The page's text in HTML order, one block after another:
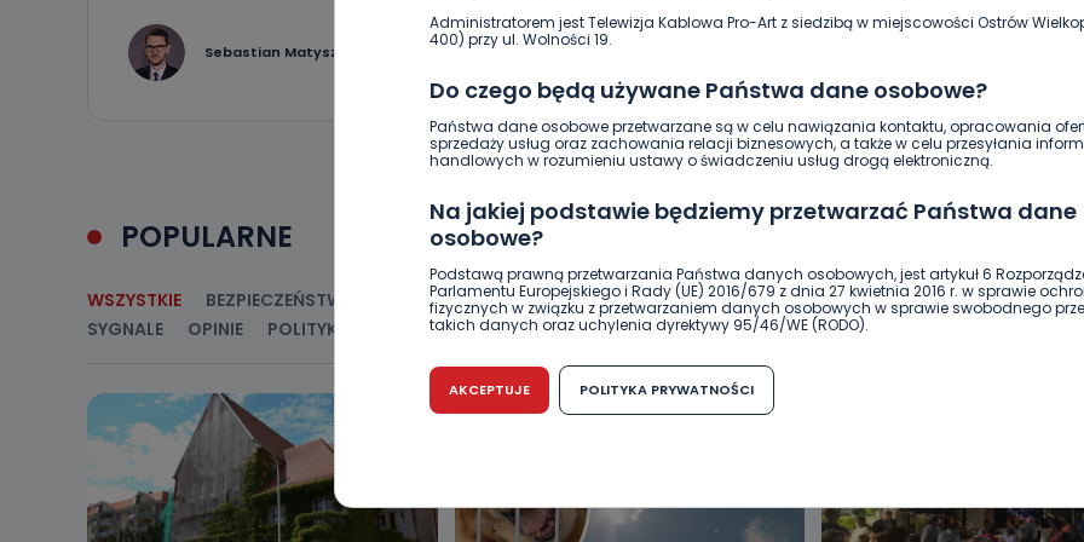
Administratorem jest Telewizja Kablowa Pro-Art z siedzibą w miejscowości Ostrów
400) przy ul. Wolności 19.
Do czego będą używane Państwa dane osobowe?
Państwa dane osobowe przetwarzane są w celu nawiązania kontaktu, opracowania
sprzedaży usług oraz zachowania relacji biznesowych, a także w celu przesyłania
handlowych w rozumieniu ustawy o świadczeniu usług drogą elektroniczną.
Na jakiej podstawie będziemy przetwarzać Państwa dane
osobowe?
Podstawą prawną przetwarzania Państwa danych osobowych, jest artykuł 6
Parlamentu Europejskiego i Rady (UE) 2016/679 z dnia 27 kwietnia 2016 r. w sprawie
fizycznych w związku z przetwarzaniem danych osobowych w sprawie swobodnego
takich danych oraz uchylenia dyrektywy 95/46/WE (RODO).
Czy jest możliwość cofnięcia zgody?
Podanie danych osobowych jest dobrowolne, nie jest wymogiem ustawowym lub
Kiedy i komu możemy przekazać Państwa dane?
AKCEPTUJE POLITYKA PRYWATNOŚCI
Sebastian Matyszczak 1
POPULARNE
WSZYSTKIE BEZPIECZEŃSTWO CIEKAWOSTKI EDUKACJA GOSPODARKA I FINANSE HISTORIA
SYGNALE
OPINIE POLITYKA RELIGIA SAMORZĄD ŚRODOWISKO WASZE INFO WSZYSTKICH ŚWIĘTYCH